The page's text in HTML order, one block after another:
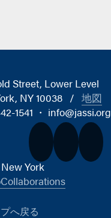
Street, Lower Level
NY 10038 / 地図
1541 ・ info@jassi.org
York
へ戻る